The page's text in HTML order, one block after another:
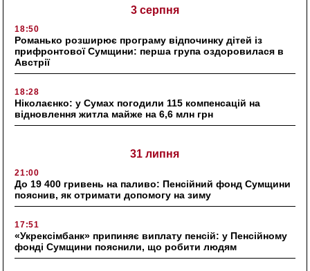
3 серпня
18:50
Романько розширює програму відпочинку дітей із
прифронтової Сумщини: перша група оздоровилася в
Австрії
18:28
Ніколаєнко: у Сумах погодили 115 компенсацій на
відновлення житла майже на 6,6 млн грн
31 липня
21:00
До 19 400 гривень на паливо: Пенсійний фонд Сумщини
пояснив, як отримати допомогу на зиму
17:51
«Укрексімбанк» припиняє виплату пенсій: у Пенсійному
фонді Сумщини пояснили, що робити людям